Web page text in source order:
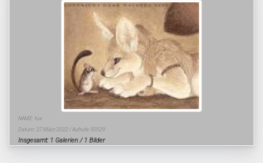
NAME: fux
Datum: 27.März 2022 / Aufrufe 50529
Insgesamt: 1 Galerien / 1 Bilder